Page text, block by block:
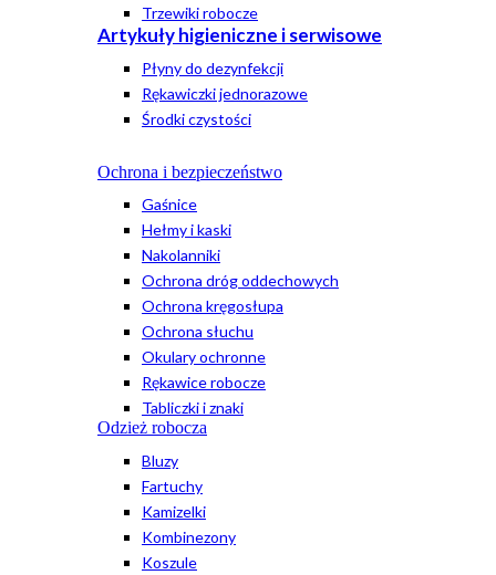
Trzewiki robocze
Artykuły higieniczne i serwisowe
Płyny do dezynfekcji
Rękawiczki jednorazowe
Środki czystości
Ochrona i bezpieczeństwo
Gaśnice
Hełmy i kaski
Nakolanniki
Ochrona dróg oddechowych
Ochrona kręgosłupa
Ochrona słuchu
Okulary ochronne
Rękawice robocze
Tabliczki i znaki
Odzież robocza
Bluzy
Fartuchy
Kamizelki
Kombinezony
Koszule